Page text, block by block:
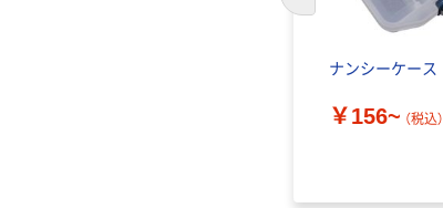
ナンシーケース
￥156~ （税込）
前のスライドへ